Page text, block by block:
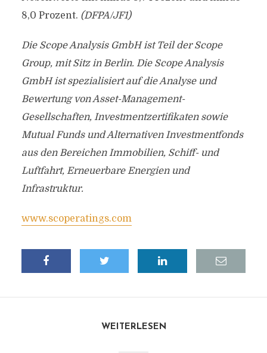
8,0 Prozent. (DFPA/JF1)
Die Scope Analysis GmbH ist Teil der Scope
Group, mit Sitz in Berlin. Die Scope Analysis
GmbH ist spezialisiert auf die Analyse und
Bewertung von Asset-Management-
Gesellschaften, Investmentzertifikaten sowie
Mutual Funds und Alternativen Investmentfonds
aus den Bereichen Immobilien, Schiff- und
Luftfahrt, Erneuerbare Energien und
Infrastruktur.
www.scoperatings.com
WEITERLESEN